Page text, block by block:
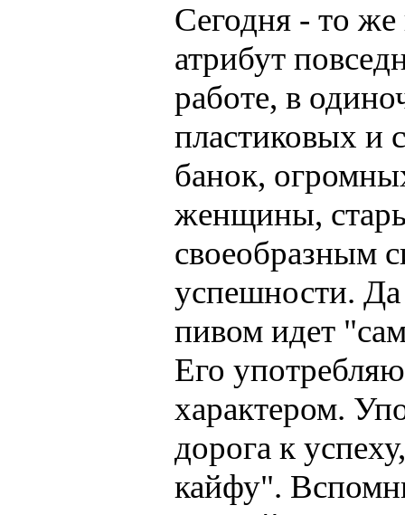
Сегодня - то
атрибут
работе, в
пластиковых и
банок,
женщины,
своеобразным
успешности. Да
пивом идет
Его
характером.
дорога к
кайфу".